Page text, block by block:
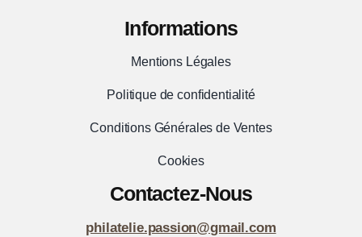
Informations
Mentions Légales
Politique de confidentialité
Conditions Générales de Ventes
Cookies
Contactez-Nous
philatelie.passion@gmail.com